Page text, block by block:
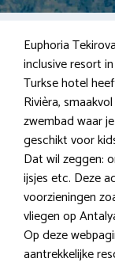
Euphoria
inclusive resort
Turkse hotel
Rivièra,
zwembad waar
geschikt voor
Dat wil zeggen:
ijsjes etc. Deze
voorzieningen
vliegen op
Op deze
aantrekkelijke